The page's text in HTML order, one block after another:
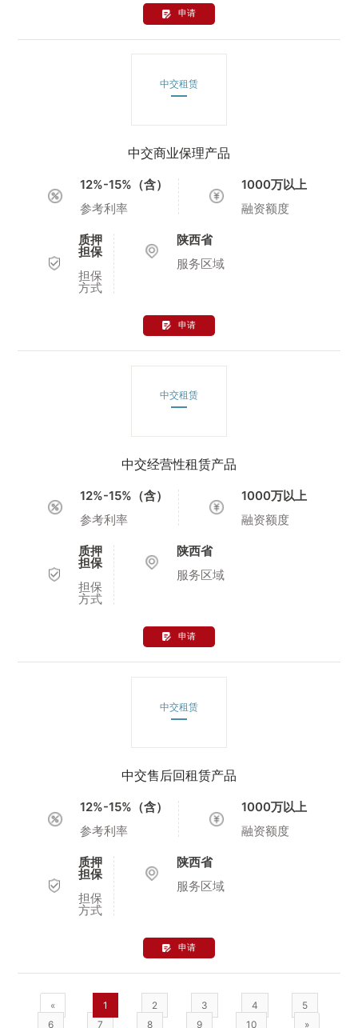
申请
中交租赁
中交商业保理产品
12%-15%（含）
参考利率
1000万以上
融资额度
质押
担保
担保
方式
陕西省
服务区域
申请
中交租赁
中交经营性租赁产品
12%-15%（含）
参考利率
1000万以上
融资额度
质押
担保
担保
方式
陕西省
服务区域
申请
中交租赁
中交售后回租赁产品
12%-15%（含）
参考利率
1000万以上
融资额度
质押
担保
担保
方式
陕西省
服务区域
申请
« 1 2 3 4
5
6
7 8 9 10 »